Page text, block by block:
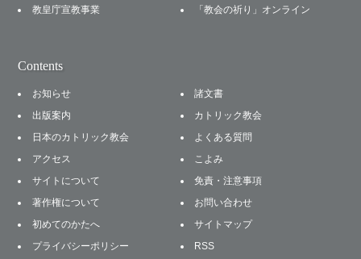
教皇庁宣教事業
「教会の祈り」オンライン
Contents
お知らせ
諸文書
出版案内
カトリック教会
日本のカトリック教会
よくある質問
アクセス
こよみ
サイトについて
免責・注意事項
著作権について
お問い合わせ
初めてのかたへ
サイトマップ
プライバシーポリシー
RSS